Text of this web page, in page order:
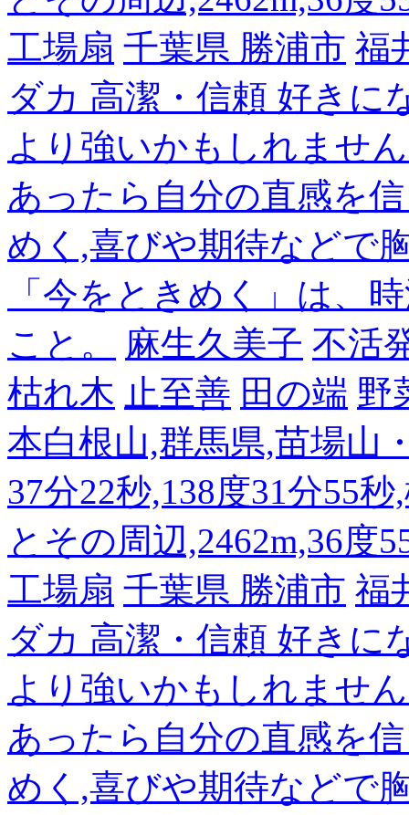
工場扇 千葉県 勝浦市 福
ダカ 高潔・信頼 好きに
より強いかもしれませ
あったら自分の直感を
めく,喜びや期待などで
「今をときめく」は、
こと。
麻生久美子 不活
枯れ木 止至善 田の端 野
本白根山,群馬県,苗場山
37分22秒,138度31分55秒
とその周辺,2462m,36度
工場扇 千葉県 勝浦市 福
ダカ 高潔・信頼 好きに
より強いかもしれませ
あったら自分の直感を
めく,喜びや期待などで